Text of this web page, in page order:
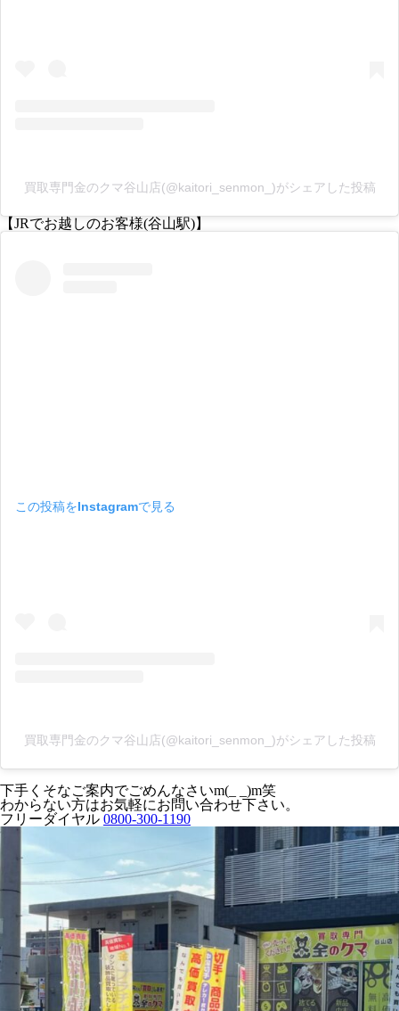
買取専門金のクマ谷山店(@kaitori_senmon_)がシェアした投稿
【JRでお越しのお客様(谷山駅)】
この投稿をInstagramで見る
買取専門金のクマ谷山店(@kaitori_senmon_)がシェアした投稿
下手くそなご案内でごめんなさいm(_ _)m笑
わからない方はお気軽にお問い合わせ下さい。
フリーダイヤル 0800-300-1190